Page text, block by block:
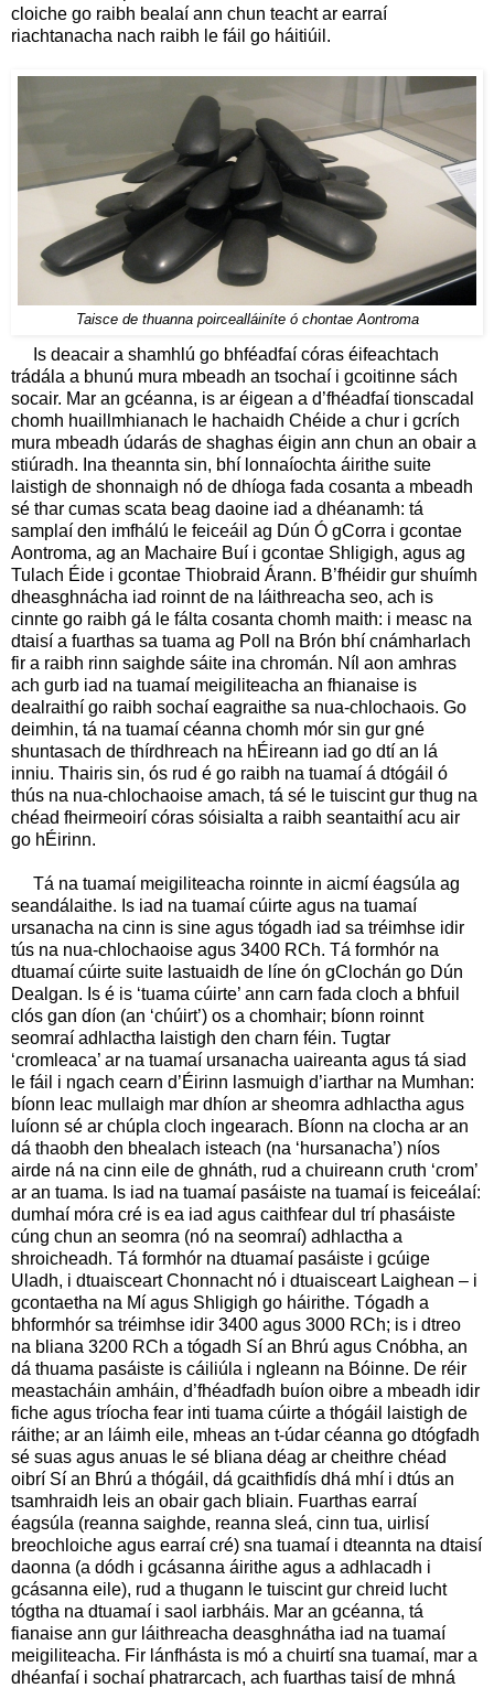
cloiche go raibh bealaí ann chun teacht ar earraí
riachtanacha nach raibh le fáil go háitiúil.
Taisce de thuanna poircealláiníte ó chontae Aontroma
Is deacair a shamhlú go bhféadfaí córas éifeachtach
trádála a bhunú mura mbeadh an tsochaí i gcoitinne sách
socair. Mar an gcéanna, is ar éigean a d’fhéadfaí tionscadal
chomh huaillmhianach le hachaidh Chéide a chur i gcrích
mura mbeadh údarás de shaghas éigin ann chun an obair a
stiúradh. Ina theannta sin, bhí lonnaíochta áirithe suite
laistigh de shonnaigh nó de dhíoga fada cosanta a mbeadh
sé thar cumas scata beag daoine iad a dhéanamh: tá
samplaí den imfhálú le feiceáil ag Dún Ó gCorra i gcontae
Aontroma, ag an Machaire Buí i gcontae Shligigh, agus ag
Tulach Éide i gcontae Thiobraid Árann. B’fhéidir gur shuímh
dheasghnácha iad roinnt de na láithreacha seo, ach is
cinnte go raibh gá le fálta cosanta chomh maith: i measc na
dtaisí a fuarthas sa tuama ag Poll na Brón bhí cnámharlach
fir a raibh rinn saighde sáite ina chromán. Níl aon amhras
ach gurb iad na tuamaí meigiliteacha an fhianaise is
dealraithí go raibh sochaí eagraithe sa nua-chlochaois. Go
deimhin, tá na tuamaí céanna chomh mór sin gur gné
shuntasach de thírdhreach na hÉireann iad go dtí an lá
inniu. Thairis sin, ós rud é go raibh na tuamaí á dtógáil ó
thús na nua-chlochaoise amach, tá sé le tuiscint gur thug na
chéad fheirmeoirí córas sóisialta a raibh seantaithí acu air
go hÉirinn.
Tá na tuamaí meigiliteacha roinnte in aicmí éagsúla ag
seandálaithe. Is iad na tuamaí cúirte agus na tuamaí
ursanacha na cinn is sine agus tógadh iad sa tréimhse idir
tús na nua-chlochaoise agus 3400 RCh. Tá formhór na
dtuamaí cúirte suite lastuaidh de líne ón gClochán go Dún
Dealgan. Is é is ‘tuama cúirte’ ann carn fada cloch a bhfuil
clós gan díon (an ‘chúirt’) os a chomhair; bíonn roinnt
seomraí adhlactha laistigh den charn féin. Tugtar
‘cromleaca’ ar na tuamaí ursanacha uaireanta agus tá siad
le fáil i ngach cearn d’Éirinn lasmuigh d’iarthar na Mumhan:
bíonn leac mullaigh mar dhíon ar sheomra adhlactha agus
luíonn sé ar chúpla cloch ingearach. Bíonn na clocha ar an
dá thaobh den bhealach isteach (na ‘hursanacha’) níos
airde ná na cinn eile de ghnáth, rud a chuireann cruth ‘crom’
ar an tuama. Is iad na tuamaí pasáiste na tuamaí is feiceálaí:
dumhaí móra cré is ea iad agus caithfear dul trí phasáiste
cúng chun an seomra (nó na seomraí) adhlactha a
shroicheadh. Tá formhór na dtuamaí pasáiste i gcúige
Uladh, i dtuaisceart Chonnacht nó i dtuaisceart Laighean – i
gcontaetha na Mí agus Shligigh go háirithe. Tógadh a
bhformhór sa tréimhse idir 3400 agus 3000 RCh; is i dtreo
na bliana 3200 RCh a tógadh Sí an Bhrú agus Cnóbha, an
dá thuama pasáiste is cáiliúla i ngleann na Bóinne. De réir
meastacháin amháin, d’fhéadfadh buíon oibre a mbeadh idir
fiche agus tríocha fear inti tuama cúirte a thógáil laistigh de
ráithe; ar an láimh eile, mheas an t-údar céanna go dtógfadh
sé suas agus anuas le sé bliana déag ar cheithre chéad
oibrí Sí an Bhrú a thógáil, dá gcaithfidís dhá mhí i dtús an
tsamhraidh leis an obair gach bliain. Fuarthas earraí
éagsúla (reanna saighde, reanna sleá, cinn tua, uirlisí
breochloiche agus earraí cré) sna tuamaí i dteannta na dtaisí
daonna (a dódh i gcásanna áirithe agus a adhlacadh i
gcásanna eile), rud a thugann le tuiscint gur chreid lucht
tógtha na dtuamaí i saol iarbháis. Mar an gcéanna, tá
fianaise ann gur láithreacha deasghnátha iad na tuamaí
meigiliteacha. Fir lánfhásta is mó a chuirtí sna tuamaí, mar a
dhéanfaí i sochaí phatrarcach, ach fuarthas taisí de mhná